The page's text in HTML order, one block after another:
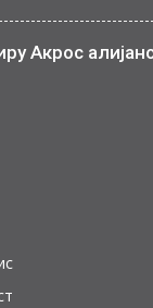
Акрос